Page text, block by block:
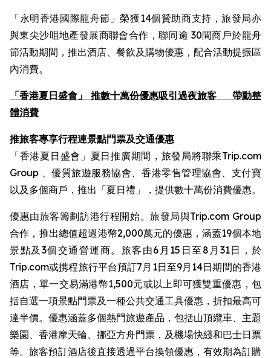
「永明香港國際龍舟節」榮獲14個贊助商支持，旅發局亦
與東尖沙咀地產發展商聯會合作，聯同逾 30間商戶於龍舟
節活動期間，推出酒店、餐飲及購物優惠，配合活動提振區
內消費。
「香港夏日盛會」 推數十萬份優惠吸引過夜旅客
帶動整
體消費
推旅客專享行程連景點門票及交通優惠
「香港夏日盛會」夏日推廣期間，旅發局將聯乘Trip.com
Group 、優質旅遊服務協會、香港零售管理協會、支付寶
以及多個商戶，推出「夏日禮」，提供數十萬份消費優惠。
優惠由旅客籌劃訪港行程開始。旅發局與Trip.com Group
合作，推出總值超過港幣2,000萬元的優惠，涵蓋19個本地
景點及3個交通營運商。旅客由6月15日至8月31日，於
Trip.com或携程旅行平台預訂7月1日至9月14日期間的香港
酒店，單一交易滿港幣1,500元或以上即可獲雙重優惠，包
括自選一項景點門票及一種公共交通工具優惠，折扣最高可
達半價。優惠涵蓋多個熱門旅遊產品，包括山頂纜車、主題
樂園、香港摩天輪、挪亞方舟門票，及機場快綫和巴士日票
等。旅客預訂酒店後直接透過平台換領優惠，有效期為訂購